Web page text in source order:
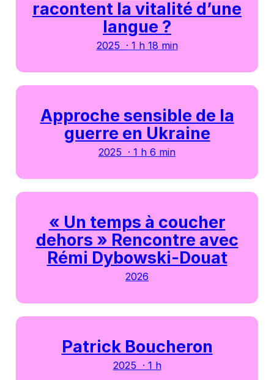
racontent la vitalité d’une
langue ?
2025 · 1 h 18 min
Approche sensible de la
guerre en Ukraine
2025 · 1 h 6 min
« Un temps à coucher
dehors » Rencontre avec
Rémi Dybowski-Douat
2026
Patrick Boucheron
2025 · 1 h